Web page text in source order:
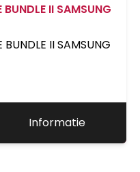
BUNDLE II SAMSUNG
BUNDLE II SAMSUNG
Informatie